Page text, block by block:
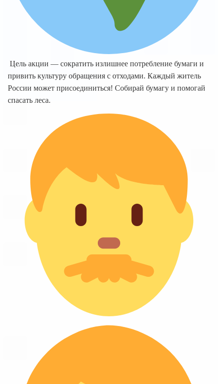
Цель акции — сократить излишнее потребление бумаги и
привить культуру обращения с отходами. Каждый житель
России может присоединиться! Собирай бумагу и помогай
спасать леса.